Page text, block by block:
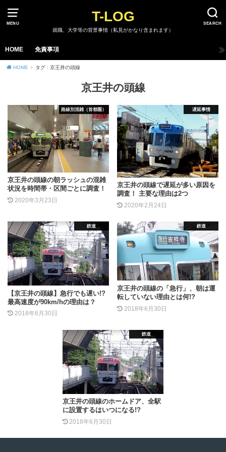
MENU SEARCH
T-LOG
就職、大学等の背景事情（私見がかなり含まれます）
HOME 免責事項
HOME タグ : 京王井の頭線
京王井の頭線
路線別混雑（首都圏）
京王井の頭線の朝ラッシュの混雑
状況を時間帯・区間ごとに調査！
2020年3月23日
遅延事情
京王井の頭線で遅延が多い原因を
調査！ 主要な理由は2つ
2020年2月24日
鉄道
【京王井の頭線】急行でも遅い!?
最高速度が90km/hの理由は？
2018年6月30日
鉄道
京王井の頭線の「急行」、朝は運
転していない理由とは何!?
2018年6月30日
鉄道
京王井の頭線のホームドア、全駅
に設置するはいつになる!?
2018年6月30日